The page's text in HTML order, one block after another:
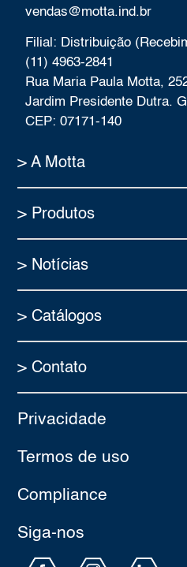
vendas@motta.ind.br
Filial: Distribuição
(11) 4963-2841
Rua Maria Paula Motta,
Jardim Presidente Dutra.
CEP: 07171-140
> A Motta
> Produtos
> Notícias
> Catálogos
> Contato
Privacidade
Termos de uso
Compliance
Siga-nos​